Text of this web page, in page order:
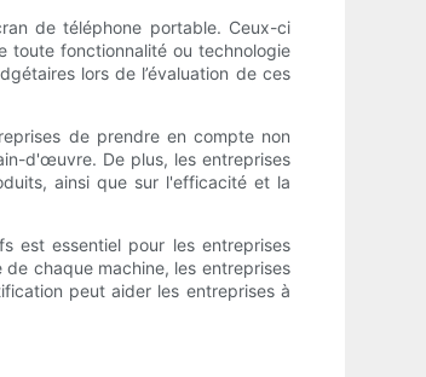
de téléphone portable. Ceux-ci
toute fonctionnalité ou technologie
lors de l’évaluation de ces
de prendre en compte non
d'œuvre. De plus, les entreprises
ainsi que sur l'efficacité et la
est essentiel pour les entreprises
chaque machine, les entreprises
peut aider les entreprises à